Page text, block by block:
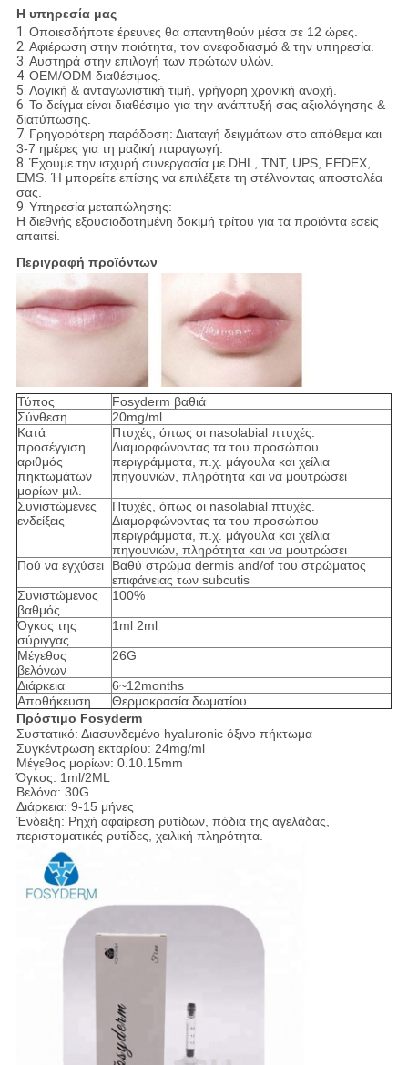
Η υπηρεσία μας
1. Οποιεσδήποτε έρευνες θα απαντηθούν μέσα σε 12 ώρες.
2. Αφιέρωση στην ποιότητα, τον ανεφοδιασμό & την υπηρεσία.
3. Αυστηρά στην επιλογή των πρώτων υλών.
4. OEM/ODM διαθέσιμος.
5. Λογική & ανταγωνιστική τιμή, γρήγορη χρονική ανοχή.
6. Το δείγμα είναι διαθέσιμο για την ανάπτυξή σας αξιολόγησης &
διατύπωσης.
7. Γρηγορότερη παράδοση: Διαταγή δειγμάτων στο απόθεμα και
3-7 ημέρες για τη μαζική παραγωγή.
8. Έχουμε την ισχυρή συνεργασία με DHL, TNT, UPS, FEDEX,
EMS. Ή μπορείτε επίσης να επιλέξετε τη στέλνοντας αποστολέα
σας.
9. Υπηρεσία μεταπώλησης:
Η διεθνής εξουσιοδοτημένη δοκιμή τρίτου για τα προϊόντα εσείς
απαιτεί.
Περιγραφή προϊόντων
Τύπος
Fosyderm βαθιά
Σύνθεση
20mg/ml
Κατά
προσέγγιση
αριθμός
πηκτωμάτων
μορίων μιλ.
Πτυχές, όπως οι nasolabial πτυχές.
Διαμορφώνοντας τα του προσώπου
περιγράμματα, π.χ. μάγουλα και χείλια
πηγουνιών, πληρότητα και να μουτρώσει
Συνιστώμενες
ενδείξεις
Πτυχές, όπως οι nasolabial πτυχές.
Διαμορφώνοντας τα του προσώπου
περιγράμματα, π.χ. μάγουλα και χείλια
πηγουνιών, πληρότητα και να μουτρώσει
Πού να εγχύσει
Βαθύ στρώμα dermis and/of του στρώματος
επιφάνειας των subcutis
Συνιστώμενος
βαθμός
100%
Όγκος της
σύριγγας
1ml 2ml
Μέγεθος
βελόνων
26G
Διάρκεια
6~12months
Αποθήκευση
Θερμοκρασία δωματίου
Πρόστιμο Fosyderm
Συστατικό: Διασυνδεμένο hyaluronic όξινο πήκτωμα
Συγκέντρωση εκταρίου: 24mg/ml
Μέγεθος μορίων: 0.10.15mm
Όγκος: 1ml/2ML
Βελόνα: 30G
Διάρκεια: 9-15 μήνες
Ένδειξη: Ρηχή αφαίρεση ρυτίδων, πόδια της αγελάδας,
περιστοματικές ρυτίδες, χειλική πληρότητα.